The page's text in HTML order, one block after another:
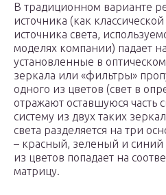
В традиционном варианте
источника (как
источника света,
моделях компании) падает
установленные в
зеркала или «фильтры»
одного из цветов (свет в
отражают оставшуюся часть
систему из двух таких
света разделяется на три
– красный, зеленый и синий
из цветов попадает на
матрицу.